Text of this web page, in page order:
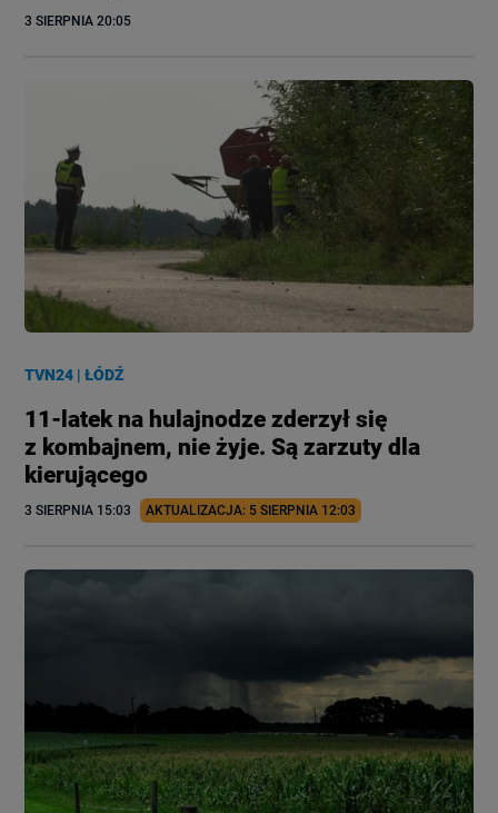
3 SIERPNIA 20:05
TVN24 |ŁÓDŹ
11-latek na hulajnodze zderzył się
z kombajnem, nie żyje. Są zarzuty dla
kierującego
3 SIERPNIA 15:03 AKTUALIZACJA: 5 SIERPNIA 12:03